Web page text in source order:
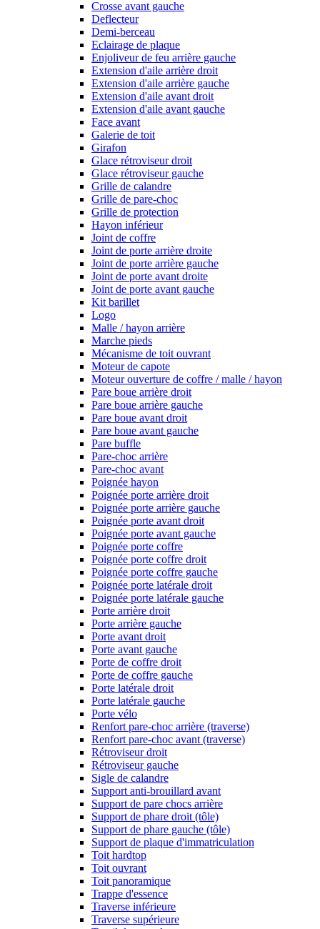
Crosse avant gauche
Deflecteur
Demi-berceau
Eclairage de plaque
Enjoliveur de feu arrière gauche
Extension d'aile arrière droit
Extension d'aile arrière gauche
Extension d'aile avant droit
Extension d'aile avant gauche
Face avant
Galerie de toit
Girafon
Glace rétroviseur droit
Glace rétroviseur gauche
Grille de calandre
Grille de pare-choc
Grille de protection
Hayon inférieur
Joint de coffre
Joint de porte arrière droite
Joint de porte arrière gauche
Joint de porte avant droite
Joint de porte avant gauche
Kit barillet
Logo
Malle / hayon arrière
Marche pieds
Mécanisme de toit ouvrant
Moteur de capote
Moteur ouverture de coffre / malle / hayon
Pare boue arrière droit
Pare boue arrière gauche
Pare boue avant droit
Pare boue avant gauche
Pare buffle
Pare-choc arrière
Pare-choc avant
Poignée hayon
Poignée porte arrière droit
Poignée porte arrière gauche
Poignée porte avant droit
Poignée porte avant gauche
Poignée porte coffre
Poignée porte coffre droit
Poignée porte coffre gauche
Poignée porte latérale droit
Poignée porte latérale gauche
Porte arrière droit
Porte arrière gauche
Porte avant droit
Porte avant gauche
Porte de coffre droit
Porte de coffre gauche
Porte latérale droit
Porte latérale gauche
Porte vélo
Renfort pare-choc arrière (traverse)
Renfort pare-choc avant (traverse)
Rétroviseur droit
Rétroviseur gauche
Sigle de calandre
Support anti-brouillard avant
Support de pare chocs arrière
Support de phare droit (tôle)
Support de phare gauche (tôle)
Support de plaque d'immatriculation
Toit hardtop
Toit ouvrant
Toit panoramique
Trappe d'essence
Traverse inférieure
Traverse supérieure